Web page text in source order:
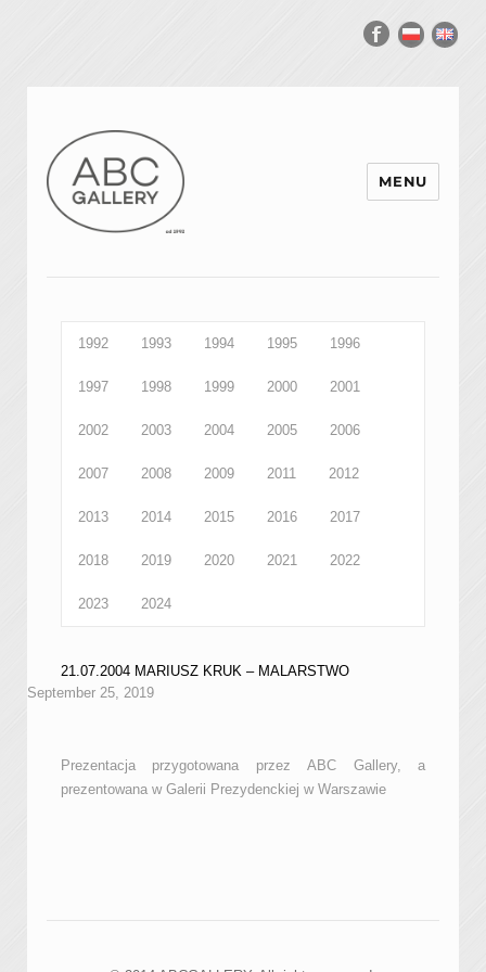
MENU
1992 1993 1994 1995 1996
1997 1998 1999 2000 2001
2002 2003 2004 2005 2006
2007 2008 2009 2011 2012
2013 2014 2015 2016 2017
2018 2019 2020 2021 2022
2023 2024
21.07.2004 MARIUSZ KRUK – MALARSTWO
September 25, 2019
Prezentacja przygotowana przez ABC Gallery, a
prezentowana w Galerii Prezydenckiej w Warszawie